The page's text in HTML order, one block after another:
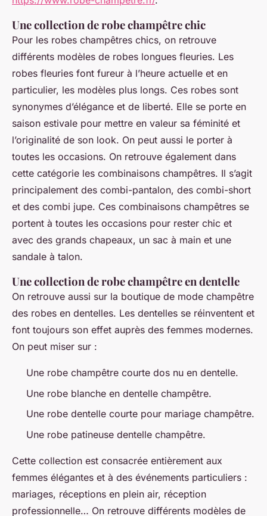
Une collection de robe champêtre chic
Pour les robes champêtres chics, on retrouve
différents modèles de robes longues fleuries. Les
robes fleuries font fureur à l’heure actuelle et en
particulier, les modèles plus longs. Ces robes sont
synonymes d’élégance et de liberté. Elle se porte en
saison estivale pour mettre en valeur sa féminité et
l’originalité de son look. On peut aussi le porter à
toutes les occasions. On retrouve également dans
cette catégorie les combinaisons champêtres. Il s’agit
principalement des combi-pantalon, des combi-short
et des combi jupe. Ces combinaisons champêtres se
portent à toutes les occasions pour rester chic et
avec des grands chapeaux, un sac à main et une
sandale à talon.
Une collection de robe champêtre en dentelle
On retrouve aussi sur la boutique de mode champêtre
des robes en dentelles. Les dentelles se réinventent et
font toujours son effet auprès des femmes modernes.
On peut miser sur :
Une robe champêtre courte dos nu en dentelle.
Une robe blanche en dentelle champêtre.
Une robe dentelle courte pour mariage champêtre.
Une robe patineuse dentelle champêtre.
Cette collection est consacrée entièrement aux
femmes élégantes et à des événements particuliers :
mariages, réceptions en plein air, réception
professionnelle… On retrouve différents modèles de